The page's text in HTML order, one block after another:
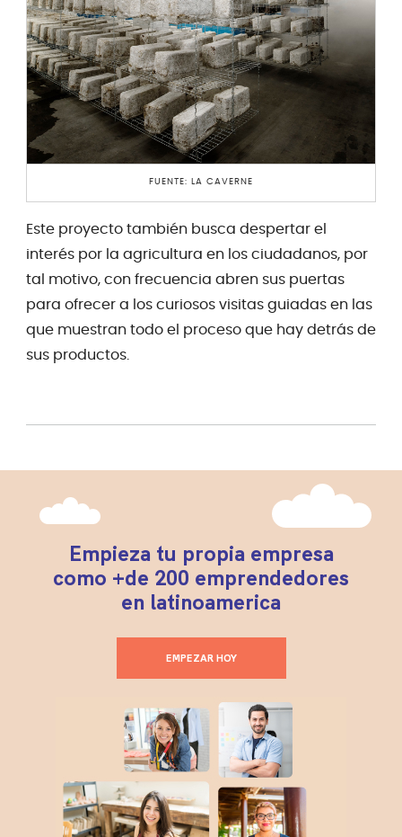
FUENTE: LA CAVERNE
Este proyecto también busca despertar el
interés por la agricultura en los ciudadanos, por
tal motivo, con frecuencia abren sus puertas
para ofrecer a los curiosos visitas guiadas en las
que muestran todo el proceso que hay detrás de
sus productos.
Empieza tu propia empresa
como +de 200 emprendedores
en latinoamerica
EMPEZAR HOY